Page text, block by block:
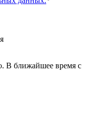
В ближайшее время с